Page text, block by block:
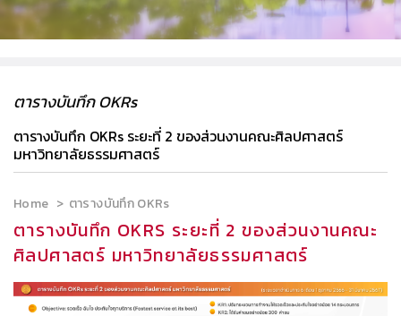
ตารางบันทึก OKRs
ตารางบันทึก OKRs ระยะที่ 2 ของส่วนงานคณะศิลปศาสตร์
มหาวิทยาลัยธรรมศาสตร์
Home ตารางบันทึก OKRs
ตารางบันทึก OKRS ระยะที่ 2 ของส่วนงานคณะ
ศิลปศาสตร์ มหาวิทยาลัยธรรมศาสตร์